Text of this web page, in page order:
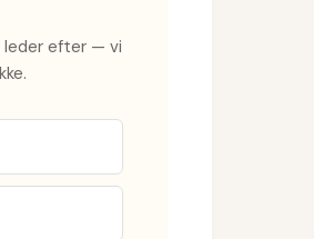
leder efter — vi